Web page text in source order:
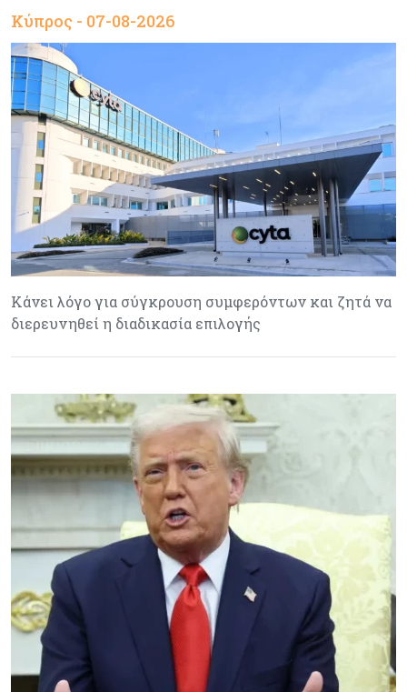
Κύπρος - 07-08-2026
Κάνει λόγο για σύγκρουση συμφερόντων και ζητά να
διερευνηθεί η διαδικασία επιλογής